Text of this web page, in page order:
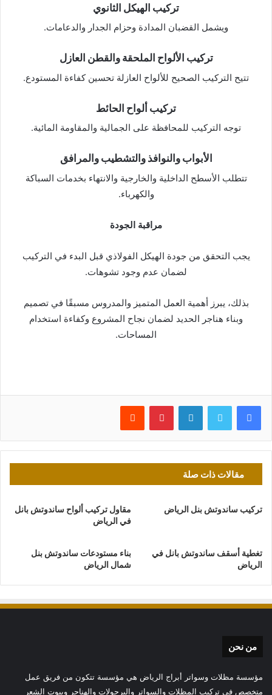
تركيب الهيكل الثانوي
ويشمل القضبان المدادة وحزام الجدار والدعامات.
تركيب الألواح الملحقة والقطن العازل
تتيح التركيب الصحيح للألواح العازلة تحسين كفاءة المستودع.
تركيب ألواح الحائط
توجه التركيب للمحافظة على الجمالية والمقاومة المائية.
الأبواب والنوافذ والتشطيب والمرافق
تتطلب الأسطح الداخلية والخارجية والانتهاء بخدمات السباكة
والكهرباء.
مراقبة الجودة
يجب التحقق من جودة الهيكل الفولاذي قبل البدء في التركيب
لضمان عدم وجود تشوهات.
بذلك، يبرز أهمية العمل المتميز والمدروس مسبقًا في تصميم
وبناء هناجر الحديد لضمان نجاح المشروع وكفاءة استخدام
المساحات.
فيسبوك تويتر لينكدإن بينتيريست
مقالات ذات صلة
مقاول تركيب ألواح ساندوتش بانل
في الرياض
تركيب ساندوتش بنل الرياض
بناء مستودعات ساندوتش بنل
شمال الرياض
تغطية أسقف ساندوتش بانل في
الرياض
من نحن
مؤسسة مظلات وسواتر أبراج الرياض هي مؤسسة تتكون من فريق عمل
متخصص في تركيب المظلات والسواتر والبرجولات والهناجر وبيوت الشعر